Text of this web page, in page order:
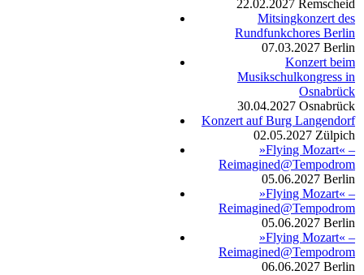
22.02.2027 Remscheid
Mitsingkonzert des
Rundfunkchores Berlin
07.03.2027 Berlin
Konzert beim
Musikschulkongress in
Osnabrück
30.04.2027 Osnabrück
Konzert auf Burg Langendorf
02.05.2027 Zülpich
»Flying Mozart« –
Reimagined@Tempodrom
05.06.2027 Berlin
»Flying Mozart« –
Reimagined@Tempodrom
05.06.2027 Berlin
»Flying Mozart« –
Reimagined@Tempodrom
06.06.2027 Berlin